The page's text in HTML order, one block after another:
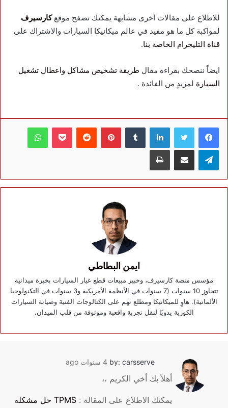
للاطلاع على مقالات أخرى مشابهة يمكنك تصفح موقعكارسيرف
لمواكبة كل ما هو مفيد في عالم ميكانيكا السيارات والاشتراك على
قناة التليجرام الخاصة بنا.
ايضاً ننصحك بقراءة مقال طريقة تشخيص مشاكل واعطال تشغيل
السيارة لمزيدٍ من الفائدة .
فيسبوك تويتر لينكدإن بينتيريست بوكيت واتساب
تيلقرام مشاركة عبر البريد طباعة
ايمن البطاطي
مؤسس منصة كارسيرف، وخبير مبيعات قطع غيار السيارات بخبرة ميدانية
تتجاوز 10 سنوات (7 سنوات في الأنظمة الأمريكية و3 سنوات في التكنولوجيا
الألمانية). هاوٍ للميكانيكا ومطلع نهم على الكتالوجات الفنية وصيانة السيارات
الكورية يدويًا لنقل تجربة واقعية وموثوقة من قلب الميدان.
by: carsserve 4 سنوات ago
أهلاً بك أخي الكريم ،،
يمكنك الاطلاع على المقالة :
TPMS حل مشكله